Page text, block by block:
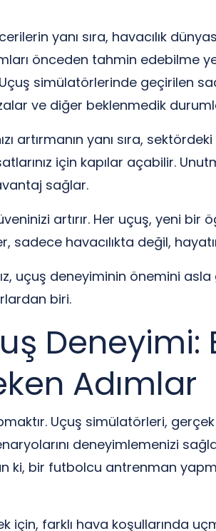
yanı sıra, havacılık
önceden tahmin edebilme
simülatörlerinde geçirilen
ve diğer beklenmedik
artırmanın yanı sıra,
için kapılar açabilir.
sağlar.
artırır. Her uçuş, yeni bir
sadece havacılıkta değil,
uçuş deneyiminin önemini
biri.
Deneyimi:
Adımlar
Uçuş simülatörleri,
deneyimlemenizi
ki, bir futbolcu antrenman
için, farklı hava koşullarında